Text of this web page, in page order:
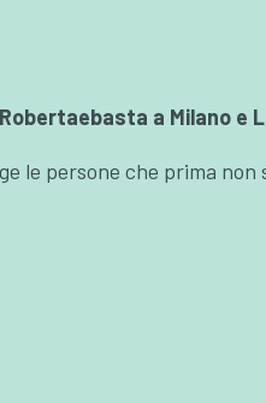
a Milano e
le persone che prima non